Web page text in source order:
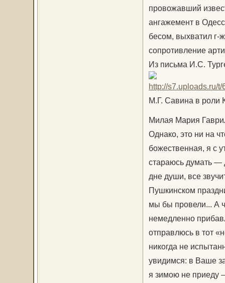
провожавший
ангажемент в
бесом, выхватил г-
сопротивление
Из письма И.С.
М.Г. Савина в роли
Милая Мария
Однако, это ни на
божественная, я с
стараюсь думать —
дне души, все
Пушкинском
мы бы провели... А
немедленно
отправлюсь в тот
никогда не
увидимся: в Ваше
я зимою не приеду